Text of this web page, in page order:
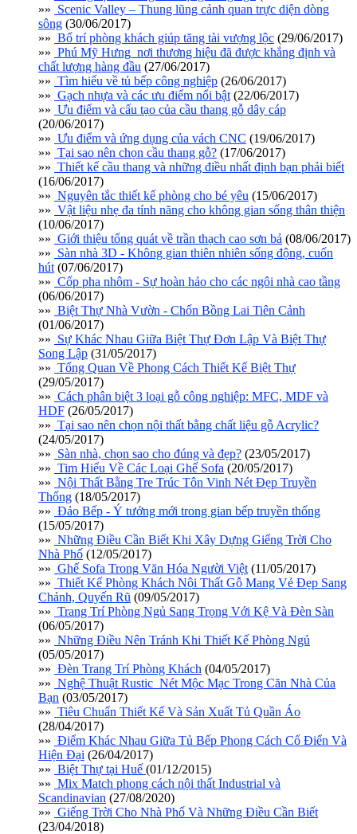
»» Scenic Valley – Thung lũng cảnh quan trực diện dòng
sông (30/06/2017)
»» Bố trí phòng khách giúp tăng tài vượng lộc (29/06/2017)
»» Phú Mỹ Hưng_nơi thương hiệu đã được khẳng định và
chất lượng hàng đầu (27/06/2017)
»» Tìm hiểu về tủ bếp công nghiệp (26/06/2017)
»» Gạch nhựa và các ưu điểm nổi bật (22/06/2017)
»» Ưu điểm và cấu tạo của cầu thang gỗ dây cáp
(20/06/2017)
»» Ưu điểm và ứng dụng của vách CNC (19/06/2017)
»» Tại sao nên chọn cầu thang gỗ? (17/06/2017)
»» Thiết kế cầu thang và những điều nhất định bạn phải biết
(16/06/2017)
»» Nguyên tắc thiết kế phòng cho bé yêu (15/06/2017)
»» Vật liệu nhẹ đa tính năng cho không gian sống thân thiện
(10/06/2017)
»» Giới thiệu tổng quát về trần thạch cao sơn bả (08/06/2017)
»» Sàn nhà 3D - Không gian thiên nhiên sống động, cuốn
hút (07/06/2017)
»» Cốp pha nhôm - Sự hoàn hảo cho các ngôi nhà cao tầng
(06/06/2017)
»» Biệt Thự Nhà Vườn - Chốn Bồng Lai Tiên Cảnh
(01/06/2017)
»» Sự Khác Nhau Giữa Biệt Thự Đơn Lập Và Biệt Thự
Song Lập (31/05/2017)
»» Tổng Quan Về Phong Cách Thiết Kế Biệt Thự
(29/05/2017)
»» Cách phân biệt 3 loại gỗ công nghiệp: MFC, MDF và
HDF (26/05/2017)
»» Tại sao nên chọn nội thất bằng chất liệu gỗ Acrylic?
(24/05/2017)
»» Sàn nhà, chọn sao cho đúng và đẹp? (23/05/2017)
»» Tim Hiểu Về Các Loại Ghế Sofa (20/05/2017)
»» Nội Thất Bằng Tre Trúc Tôn Vinh Nét Đẹp Truyền
Thống (18/05/2017)
»» Đảo Bếp - Ý tưởng mới trong gian bếp truyền thống
(15/05/2017)
»» Những Điều Cần Biết Khi Xây Dựng Giếng Trời Cho
Nhà Phố (12/05/2017)
»» Ghế Sofa Trong Văn Hóa Người Việt (11/05/2017)
»» Thiết Kế Phòng Khách Nội Thất Gỗ Mang Vẻ Đẹp Sang
Chảnh, Quyến Rũ (09/05/2017)
»» Trang Trí Phòng Ngủ Sang Trọng Với Kệ Và Đèn Sàn
(06/05/2017)
»» Những Điều Nên Tránh Khi Thiết Kế Phòng Ngủ
(05/05/2017)
»» Đèn Trang Trí Phòng Khách (04/05/2017)
»» Nghệ Thuật Rustic_Nét Mộc Mạc Trong Căn Nhà Của
Bạn (03/05/2017)
»» Tiêu Chuẩn Thiết Kế Và Sản Xuất Tủ Quần Áo
(28/04/2017)
»» Điểm Khác Nhau Giữa Tủ Bếp Phong Cách Cổ Điển Và
Hiện Đại (26/04/2017)
»» Biệt Thự tại Huế (01/12/2015)
»» Mix Match phong cách nội thất Industrial và
Scandinavian (27/08/2020)
»» Giếng Trời Cho Nhà Phố Và Những Điều Cần Biết
(23/04/2018)